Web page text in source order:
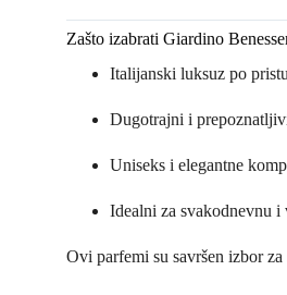
Zašto izabrati Giardino
Italijanski luksuz po
Dugotrajni i
Uniseks i elegantne
Idealni za svakodnevnu i
Ovi parfemi su savršen izbor